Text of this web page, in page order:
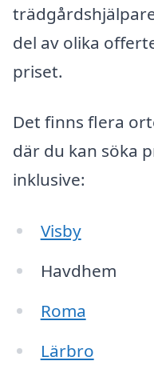
del av olika
priset.
Det finns flera
där du kan söka
inklusive:
Visby
Havdhem
Roma
Lärbro